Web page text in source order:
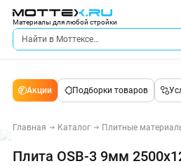
Материалы для любой стройки
Акции Подборки товаров
Главная Каталог Плитные
Плита OSB-3 9мм